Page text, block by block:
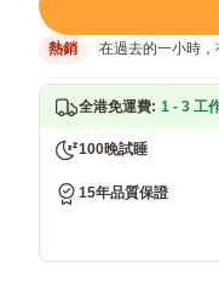
尺
寸
配
2
個）
熱銷 在過去的一小時
全港免運費: 1 - 3 工
100晚試睡
15年品質保證